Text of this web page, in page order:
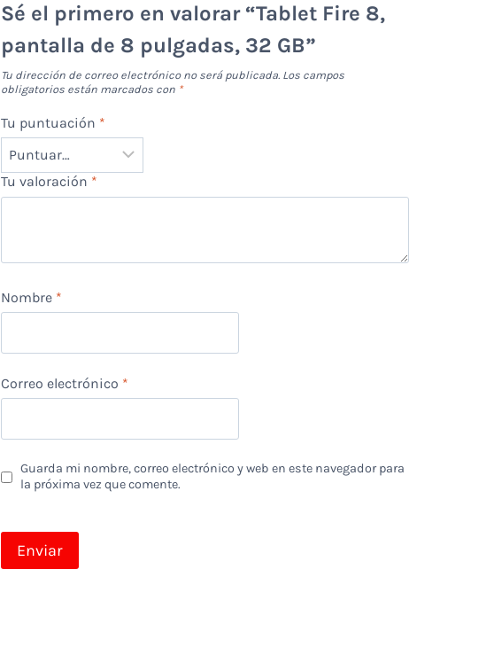
Sé el primero en valorar “Tablet Fire 8,
pantalla de 8 pulgadas, 32 GB”
Tu dirección de correo electrónico no será publicada. Los campos
obligatorios están marcados con *
Tu puntuación *
Tu valoración *
Nombre *
Correo electrónico *
Guarda mi nombre, correo electrónico y web en este navegador para
la próxima vez que comente.